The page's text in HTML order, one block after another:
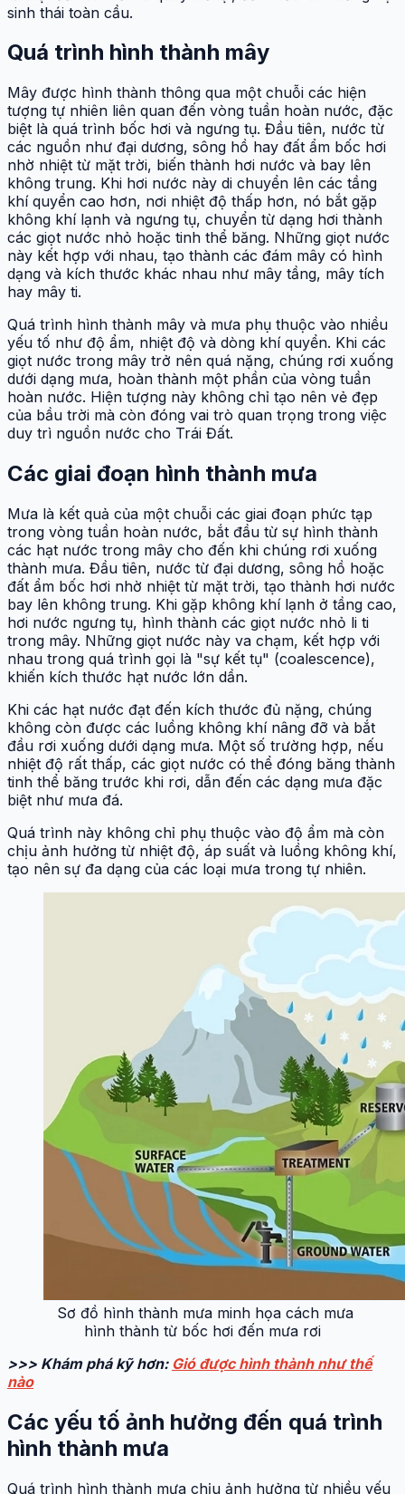
sinh thái toàn cầu.
Quá trình hình thành mây
Mây được hình thành thông qua một chuỗi các hiện
tượng tự nhiên liên quan đến vòng tuần hoàn nước, đặc
biệt là quá trình bốc hơi và ngưng tụ. Đầu tiên, nước từ
các nguồn như đại dương, sông hồ hay đất ẩm bốc hơi
nhờ nhiệt từ mặt trời, biến thành hơi nước và bay lên
không trung. Khi hơi nước này di chuyển lên các tầng
khí quyển cao hơn, nơi nhiệt độ thấp hơn, nó bắt gặp
không khí lạnh và ngưng tụ, chuyển từ dạng hơi thành
các giọt nước nhỏ hoặc tinh thể băng. Những giọt nước
này kết hợp với nhau, tạo thành các đám mây có hình
dạng và kích thước khác nhau như mây tầng, mây tích
hay mây ti.
Quá trình hình thành mây và mưa phụ thuộc vào nhiều
yếu tố như độ ẩm, nhiệt độ và dòng khí quyển. Khi các
giọt nước trong mây trở nên quá nặng, chúng rơi xuống
dưới dạng mưa, hoàn thành một phần của vòng tuần
hoàn nước. Hiện tượng này không chỉ tạo nên vẻ đẹp
của bầu trời mà còn đóng vai trò quan trọng trong việc
duy trì nguồn nước cho Trái Đất.
Các giai đoạn hình thành mưa
Mưa là kết quả của một chuỗi các giai đoạn phức tạp
trong vòng tuần hoàn nước, bắt đầu từ sự hình thành
các hạt nước trong mây cho đến khi chúng rơi xuống
thành mưa. Đầu tiên, nước từ đại dương, sông hồ hoặc
đất ẩm bốc hơi nhờ nhiệt từ mặt trời, tạo thành hơi nước
bay lên không trung. Khi gặp không khí lạnh ở tầng cao,
hơi nước ngưng tụ, hình thành các giọt nước nhỏ li ti
trong mây. Những giọt nước này va chạm, kết hợp với
nhau trong quá trình gọi là "sự kết tụ" (coalescence),
khiến kích thước hạt nước lớn dần.
Khi các hạt nước đạt đến kích thước đủ nặng, chúng
không còn được các luồng không khí nâng đỡ và bắt
đầu rơi xuống dưới dạng mưa. Một số trường hợp, nếu
nhiệt độ rất thấp, các giọt nước có thể đóng băng thành
tinh thể băng trước khi rơi, dẫn đến các dạng mưa đặc
biệt như mưa đá.
Quá trình này không chỉ phụ thuộc vào độ ẩm mà còn
chịu ảnh hưởng từ nhiệt độ, áp suất và luồng không khí,
tạo nên sự đa dạng của các loại mưa trong tự nhiên.
Sơ đồ hình thành mưa minh họa cách mưa
hình thành từ bốc hơi đến mưa rơi
>>> Khám phá kỹ hơn: Gió được hình thành như thế
nào
Các yếu tố ảnh hưởng đến quá trình
hình thành mưa
Quá trình hình thành mưa chịu ảnh hưởng từ nhiều yếu